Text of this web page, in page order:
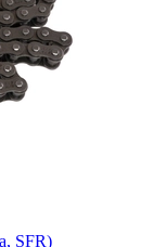
SFR)